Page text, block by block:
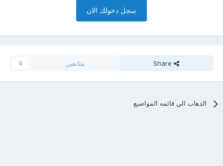
سجل دخولك الان
Share متابعين 0
الذهاب الي قائمه المواضيع